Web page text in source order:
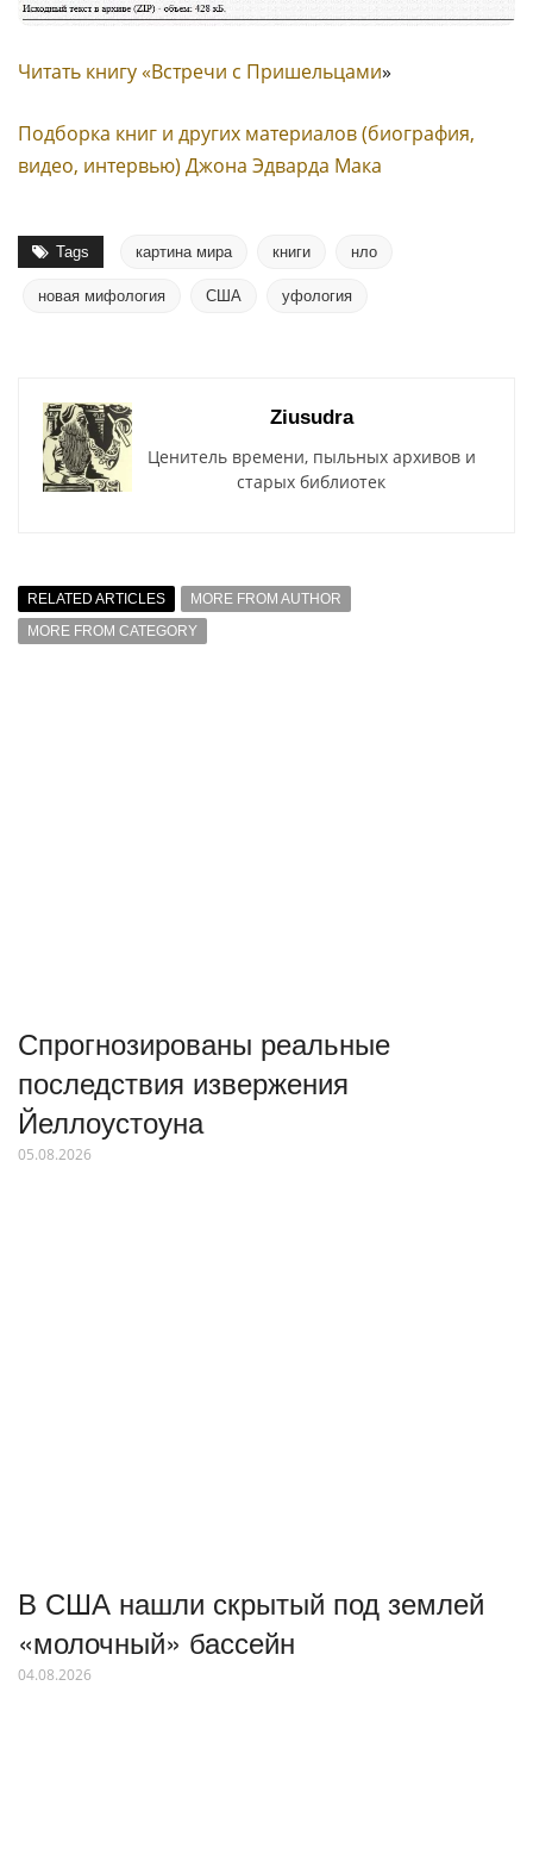
Читать книгу «Встречи с Пришельцами»
Подборка книг и других материалов (биография,
видео, интервью) Джона Эдварда Мака
Tags картина мира книги нло
новая мифология США уфология
Ziusudra
Ценитель времени, пыльных архивов и
старых библиотек
RELATED ARTICLES
MORE FROM AUTHOR
MORE FROM CATEGORY
Спрогнозированы реальные
последствия извержения
Йеллоустоуна
05.08.2026
В США нашли скрытый под землей
«молочный» бассейн
04.08.2026